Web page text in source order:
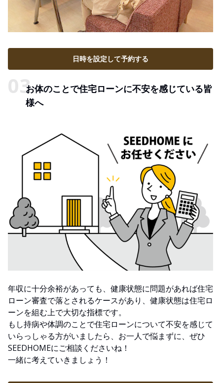
日時を設定して予約する
お体のことで住宅ローンに不安を感じている皆
様へ
年収に十分余裕があっても、健康状態に問題があれば住宅
ローン審査で落とされるケースがあり、健康状態は住宅ロ
ーンを組む上で大切な指標です。
もし持病や体調のことで住宅ローンについて不安を感じて
いらっしゃる方がいましたら、お一人で悩まずに、ぜひ
SEEDHOMEにご相談くださいね！
一緒に考えていきましょう！